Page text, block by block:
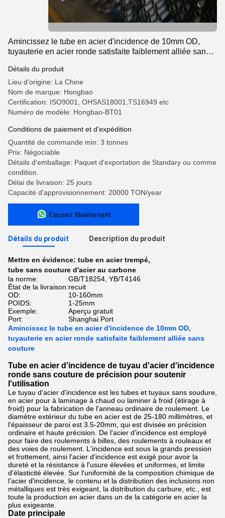
Amincissez le tube en acier d'incidence de 10mm OD,
tuyauterie en acier ronde satisfaite faiblement alliée sans
Détails du produit
Lieu d'origine: La Chine
Nom de marque: Hongbao
Certification: ISO9001, OHSAS18001,TS16949 etc
Numéro de modèle: Hongbao-BT01
Conditions de paiement et d'expédition
Quantité de commande min: 3 tonnes
Prix: Négociable
Détails d'emballage: Paquet d'exportation de Standary ou comme
condition.
Délai de livraison: 25 jours
Capacité d'approvisionnement: 20000 TON/year
Causez Maintenant
Détails du produit Description du produit
Mettre en évidence: tube en acier trempé,
tube sans couture d'acier au carbone
la norme:
GB/T18254, YB/T4146
État de la livraison:recuit
OD:
10-160mm
POIDS:
1-25mm
Exemple:
Aperçu gratuit
Port:
Shanghai Port
Amincissez le tube en acier d'incidence de 10mm OD,
tuyauterie en acier ronde satisfaite faiblement alliée sans
couture
Tube en acier d'incidence de tuyau d'acier d'incidence
ronde sans couture de précision pour soutenir
l'utilisation
Le tuyau d'acier d'incidence est les tubes et tuyaux sans soudure,
en acier pour à laminage à chaud ou laminer à froid (étirage à
froid) pour la fabrication de l'anneau ordinaire de roulement. Le
diamètre extérieur du tube en acier est de 25-180 millimètres, et
l'épaisseur de paroi est 3.5-20mm, qui est divisée en précision
ordinaire et haute précision. De l'acier d'incidence est employé
pour faire des roulements à billes, des roulements à rouleaux et
des voies de roulement. L'incidence est sous la grands pression
et frottement, ainsi l'acier d'incidence est exigé pour avoir la
dureté et la résistance à l'usure élevées et uniformes, et limite
d'élasticité élevée. Sur l'uniformité de la composition chimique de
l'acier d'incidence, le contenu et la distribution des inclusions non
métalliques est très exigeant, la distribution du carbure, etc., est
toute la production en acier dans un de la catégorie en acier la
plus exigeante.
Date principale